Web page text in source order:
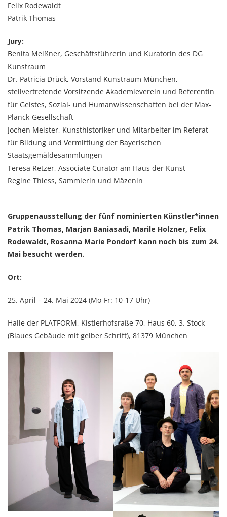
Felix Rodewaldt
Patrik Thomas
Jury:
Benita Meißner, Geschäftsführerin und Kuratorin des DG
Kunstraum
Dr. Patricia Drück, Vorstand Kunstraum München,
stellvertretende Vorsitzende Akademieverein und Referentin
für Geistes, Sozial- und Humanwissenschaften bei der Max-
Planck-Gesellschaft
Jochen Meister, Kunsthistoriker und Mitarbeiter im Referat
für Bildung und Vermittlung der Bayerischen
Staatsgemäldesammlungen
Teresa Retzer, Associate Curator am Haus der Kunst
Regine Thiess, Sammlerin und Mäzenin
Gruppenausstellung der fünf nominierten Künstler*innen
Patrik Thomas, Marjan Baniasadi, Marile Holzner, Felix
Rodewaldt, Rosanna Marie Pondorf kann noch bis zum 24.
Mai besucht werden.
Ort:
25. April – 24. Mai 2024 (Mo-Fr: 10-17 Uhr)
Halle der PLATFORM, Kistlerhofsraße 70, Haus 60, 3. Stock
(Blaues Gebäude mit gelber Schrift), 81379 München